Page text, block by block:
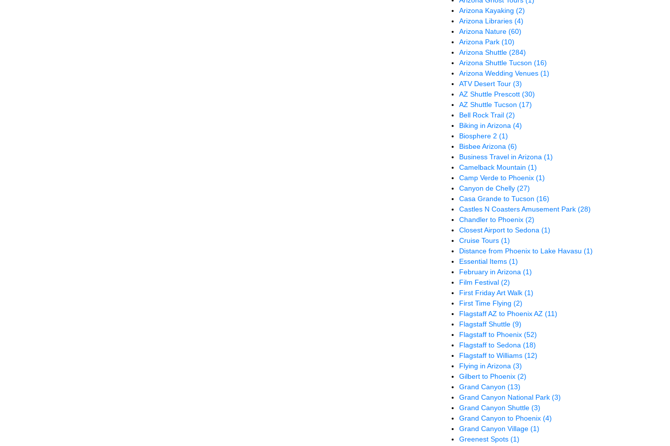
Arizona Kayaking(2)
Arizona Libraries(4)
Arizona Nature(60)
Arizona Park(10)
Arizona Shuttle(284)
Arizona Shuttle Tucson(16)
Arizona Wedding Venues(1)
ATV Desert Tour(3)
AZ Shuttle Prescott(30)
AZ Shuttle Tucson(17)
Bell Rock Trail(2)
Biking in Arizona(4)
Biosphere 2(1)
Bisbee Arizona(6)
Business Travel in Arizona(1)
Camelback Mountain(1)
Camp Verde to Phoenix(1)
Canyon de Chelly(27)
Casa Grande to Tucson(16)
Castles N Coasters Amusement Park(28)
Chandler to Phoenix(2)
Closest Airport to Sedona(1)
Cruise Tours(1)
Distance from Phoenix to Lake Havasu(1)
Essential Items(1)
February in Arizona(1)
Film Festival(2)
First Friday Art Walk(1)
First Time Flying(2)
Flagstaff AZ to Phoenix AZ(11)
Flagstaff Shuttle(9)
Flagstaff to Phoenix(52)
Flagstaff to Sedona(18)
Flagstaff to Williams(12)
Flying in Arizona(3)
Gilbert to Phoenix(2)
Grand Canyon(13)
Grand Canyon National Park(3)
Grand Canyon Shuttle(3)
Grand Canyon to Phoenix(4)
Grand Canyon Village(1)
Greenest Spots(1)